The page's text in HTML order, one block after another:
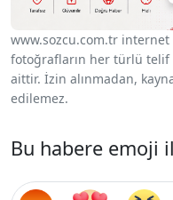
www.sozcu.com.tr internet
fotoğrafların her türlü telif
aittir. İzin alınmadan,
edilemez.
Bu habere emoji